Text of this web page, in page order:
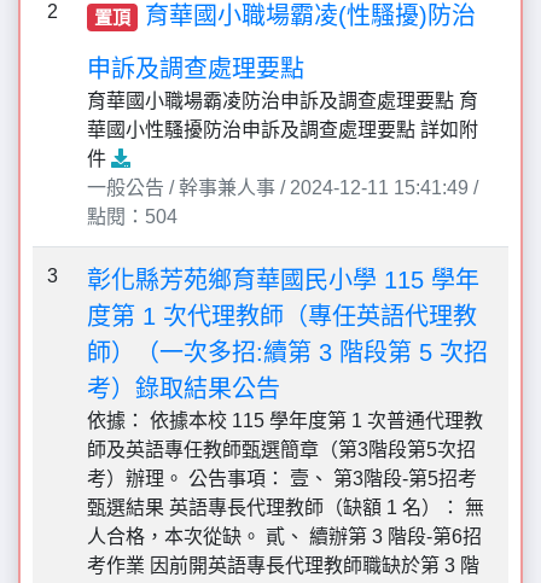
2 置頂
育華國小職場霸凌(性騷擾)防治
申訴及調查處理要點
育華國小職場霸凌防治申訴及調查處理要點 育
華國小性騷擾防治申訴及調查處理要點 詳如附
件
一般公告 / 幹事兼人事 / 2024-12-11 15:41:49 /
點閱：504
3
彰化縣芳苑鄉育華國民小學 115 學年
度第 1 次代理教師（專任英語代理教
師）（一次多招:續第 3 階段第 5 次招
考）錄取結果公告
依據： 依據本校 115 學年度第 1 次普通代理教
師及英語專任教師甄選簡章（第3階段第5次招
考）辦理。 公告事項： 壹、 第3階段-第5招考
甄選結果 英語專長代理教師（缺額 1 名）： 無
人合格，本次從缺。 貳、 續辦第 3 階段-第6招
考作業 因前開英語專長代理教師職缺於第 3 階